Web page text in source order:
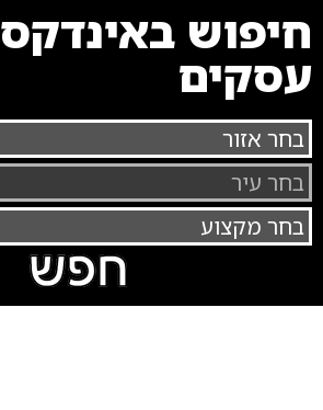
חיפוש באינדקס
עסקים